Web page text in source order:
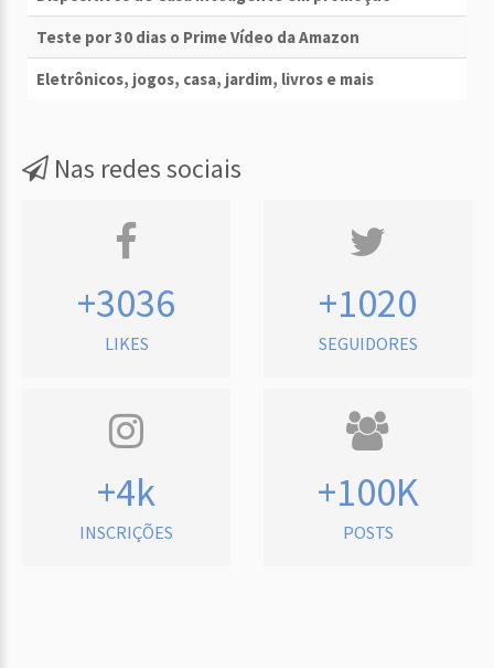
Teste por 30 dias o Prime Vídeo da Amazon
Eletrônicos, jogos, casa, jardim, livros e mais
Nas redes sociais
+3036
LIKES
+1020
SEGUIDORES
+4k
INSCRIÇÕES
+100K
POSTS